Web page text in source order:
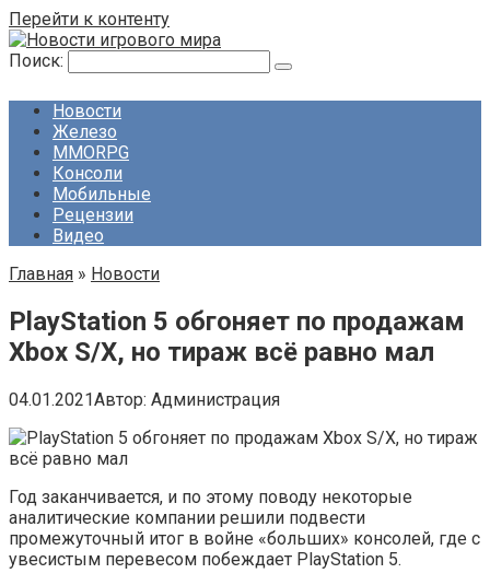
Перейти к контенту
Поиск:
Новости
Железо
MMORPG
Консоли
Мобильные
Рецензии
Видео
Главная » Новости
PlayStation 5 обгоняет по продажам
Xbox S/X, но тираж всё равно мал
04.01.2021Автор: Администрация
Год заканчивается, и по этому поводу некоторые
аналитические компании решили подвести
промежуточный итог в войне «больших» консолей, где с
увесистым перевесом побеждает PlayStation 5.